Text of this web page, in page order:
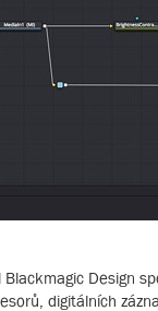
Design
digitálních